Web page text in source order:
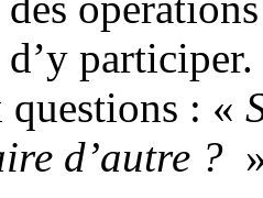
questions : «
d’autre ?